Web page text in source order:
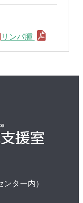
リンパ腫
ター内）